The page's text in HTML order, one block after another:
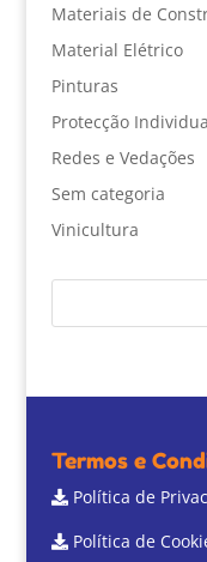
Materiais de
Material Elétrico
Pinturas
Protecção
Redes e Vedações
Sem categoria
Vinicultura
Termos e
Política de
Política de